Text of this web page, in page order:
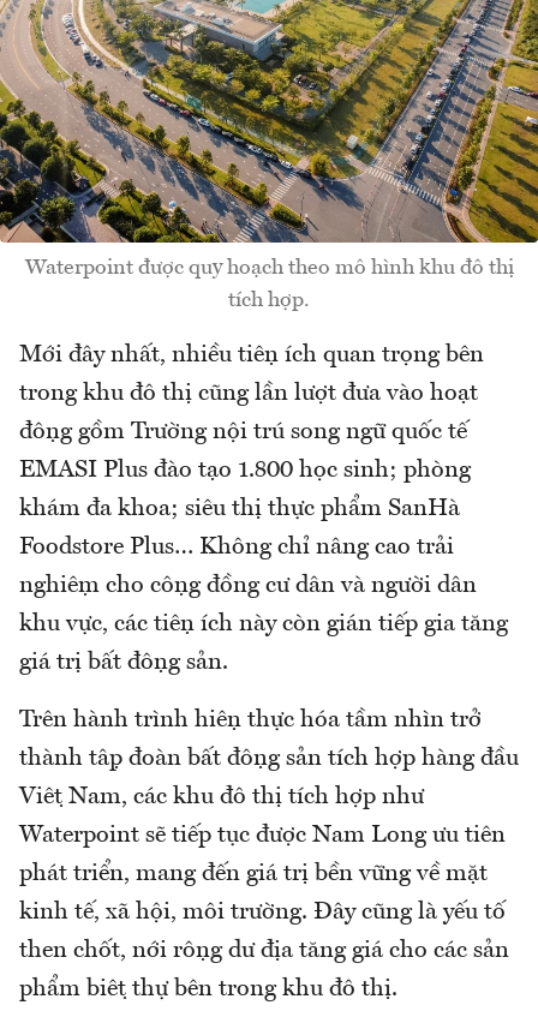
Waterpoint được quy hoạch theo mô hình khu đô thị
tích hợp.
Mới đây nhất, nhiều tiện ích quan trọng bên
trong khu đô thị cũng lần lượt đưa vào hoạt
động gồm Trường nội trú song ngữ quốc tế
EMASI Plus đào tạo 1.800 học sinh; phòng
khám đa khoa; siêu thị thực phẩm SanHà
Foodstore Plus… Không chỉ nâng cao trải
nghiệm cho cộng đồng cư dân và người dân
khu vực, các tiện ích này còn gián tiếp gia tăng
giá trị bất động sản.
Trên hành trình hiện thực hóa tầm nhìn trở
thành tập đoàn bất động sản tích hợp hàng đầu
Việt Nam, các khu đô thị tích hợp như
Waterpoint sẽ tiếp tục được Nam Long ưu tiên
phát triển, mang đến giá trị bền vững về mặt
kinh tế, xã hội, môi trường. Đây cũng là yếu tố
then chốt, nới rộng dư địa tăng giá cho các sản
phẩm biệt thự bên trong khu đô thị.